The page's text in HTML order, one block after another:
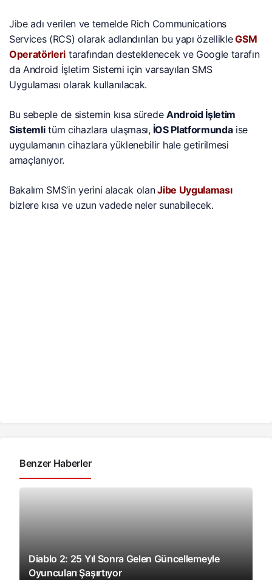
Jibe adı verilen ve temelde Rich Communications
Services (RCS) olarak adlandırılan bu yapı özellikleGSM
Operatörleri tarafından desteklenecek ve Google tarafın
da Android İşletim Sistemi için varsayılan SMS
Uygulaması olarak kullanılacak.
Bu sebeple de sistemin kısa sürede Android İşletim
Sistemlitüm cihazlara ulaşması,İOS Platformundaise
uygulamanın cihazlara yüklenebilir hale getirilmesi
amaçlanıyor.
Bakalım SMS’in yerini alacak olanJibe Uygulaması
bizlere kısa ve uzun vadede neler sunabilecek.
Benzer Haberler
Diablo 2: 25 Yıl Sonra Gelen Güncellemeyle
Oyuncuları Şaşırtıyor